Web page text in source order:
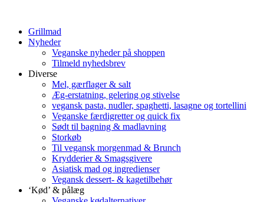
Grillmad
Nyheder
Veganske nyheder på shoppen
Tilmeld nyhedsbrev
Diverse
Mel, gærflager & salt
Æg-erstatning, gelering og stivelse
vegansk pasta, nudler, spaghetti, lasagne og tortellini
Veganske færdigretter og quick fix
Sødt til bagning & madlavning
Storkøb
Til vegansk morgenmad & Brunch
Krydderier & Smagsgivere
Asiatisk mad og ingredienser
Vegansk dessert- & kagetilbehør
‘Kød’ & pålæg